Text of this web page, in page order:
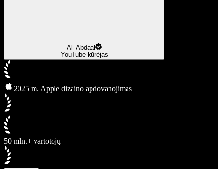
Ali Abdaal
YouTube kūrėjas
2025 m. Apple dizaino apdovanojimas
50 mln.+ vartotojų